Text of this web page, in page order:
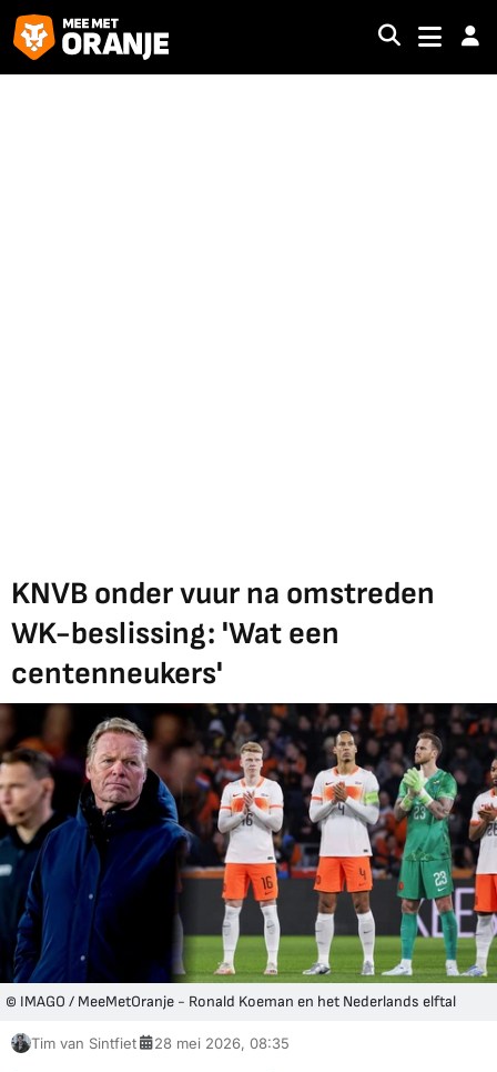
KNVB onder vuur na omstreden
WK-beslissing: 'Wat een
centenneukers'
© IMAGO / MeeMetOranje - Ronald Koeman en het Nederlands elftal
Tim van Sintfiet 28 mei 2026, 08:35